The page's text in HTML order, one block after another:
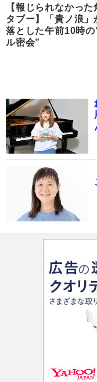
【報じられなかった
タブー】「貴ノ浪」
落とした午前10時の
ル密会”